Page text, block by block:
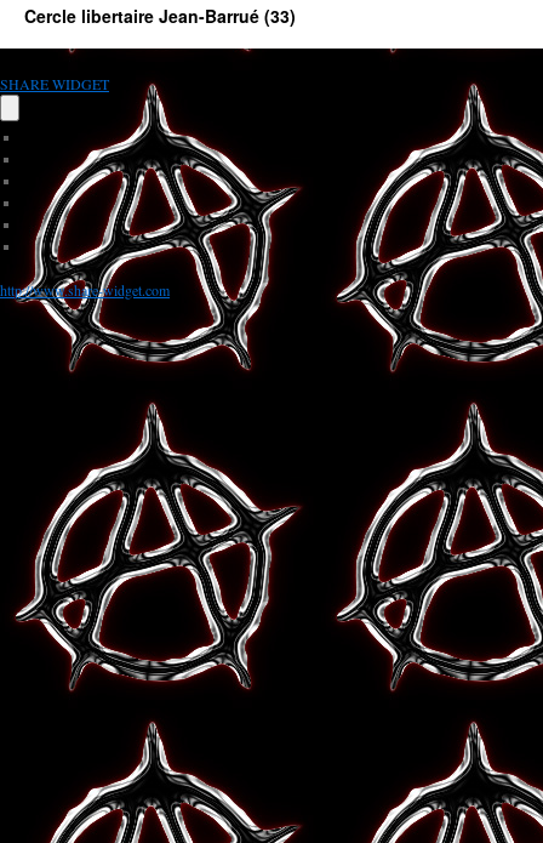
Cercle libertaire Jean-Barrué (33)
SHARE WIDGET
http://www.share-widget.com